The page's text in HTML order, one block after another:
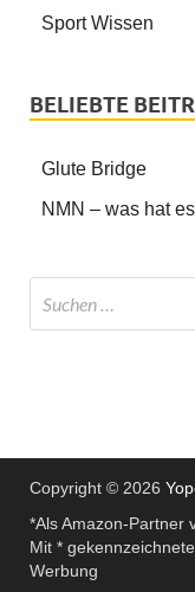
Sport Wissen
BELIEBTE
Glute Bridge
NMN – was hat
Copyright © 2026
*Als Amazon-Partner
Mit *
Werbung